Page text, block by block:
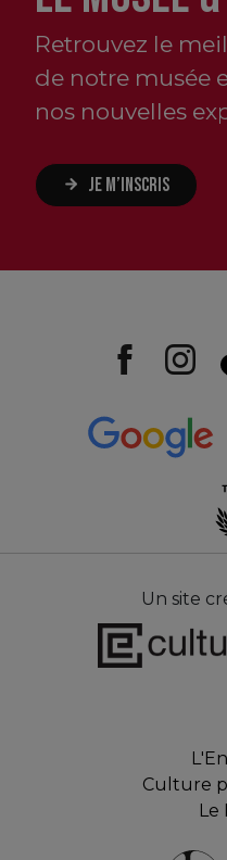
Retrouvez le
de notre musée
nos nouvelles
JE M’INSCRIS
Un site
Culture
Le